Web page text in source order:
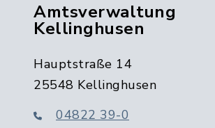
Amtsverwaltung
Kellinghusen
Hauptstraße 14
25548 Kellinghusen
04822 39-0